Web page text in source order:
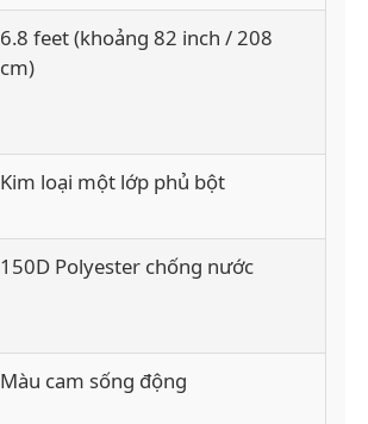
6.8 feet (khoảng 82 inch / 208
cm)
Kim loại một lớp phủ bột
150D Polyester chống nước
Màu cam sống động